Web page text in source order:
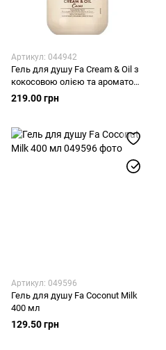
Артикул: 044942
Гель для душу Fa Сream & Oil з
кокосовою олією та ароматом
какао 750 мл
219.00 грн
Артикул: 049596
Гель для душу Fa Coconut Milk
400 мл
129.50 грн